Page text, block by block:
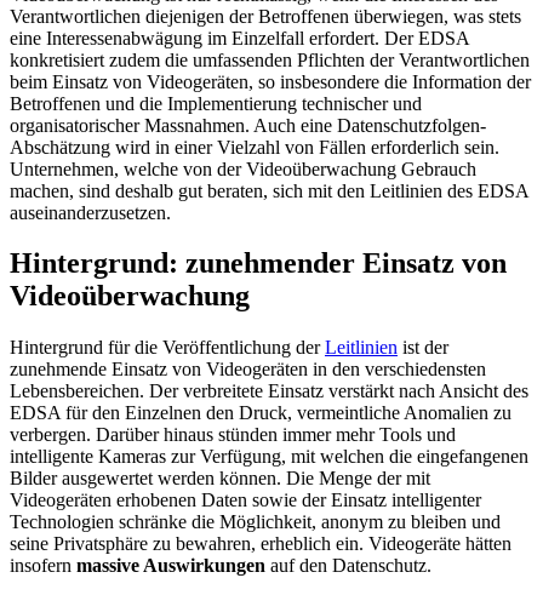
Verantwortlichen diejenigen der Betroffenen überwiegen, was stets
eine Interessenabwägung im Einzelfall erfordert. Der EDSA
konkretisiert zudem die umfassenden Pflichten der Verantwortlichen
beim Einsatz von Videogeräten, so insbesondere die Information der
Betroffenen und die Implementierung technischer und
organisatorischer Massnahmen. Auch eine Datenschutzfolgen-
Abschätzung wird in einer Vielzahl von Fällen erforderlich sein.
Unternehmen, welche von der Videoüberwachung Gebrauch
machen, sind deshalb gut beraten, sich mit den Leitlinien des EDSA
auseinanderzusetzen.
Hintergrund: zunehmender Einsatz von
Videoüberwachung
Hintergrund für die Veröffentlichung derLeitlinien ist der
zunehmende Einsatz von Videogeräten in den verschiedensten
Lebensbereichen. Der verbreitete Einsatz verstärkt nach Ansicht des
EDSA für den Einzelnen den Druck, vermeintliche Anomalien zu
verbergen. Darüber hinaus stünden immer mehr Tools und
intelligente Kameras zur Verfügung, mit welchen die eingefangenen
Bilder ausgewertet werden können. Die Menge der mit
Videogeräten erhobenen Daten sowie der Einsatz intelligenter
Technologien schränke die Möglichkeit, anonym zu bleiben und
seine Privatsphäre zu bewahren, erheblich ein. Videogeräte hätten
insofern massive Auswirkungen auf den Datenschutz.